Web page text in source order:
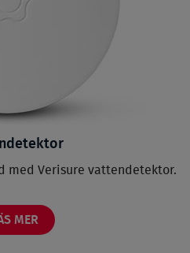
med Verisure vattendetektor.
MER